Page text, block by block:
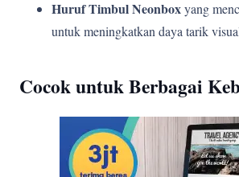
Huruf Timbul Neonboxyang
untuk meningkatkan daya tarik
Cocok untuk Berbagai